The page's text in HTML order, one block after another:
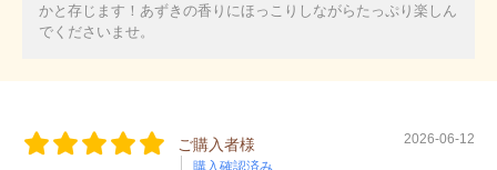
かと存じます！あずきの香りにほっこりしながらたっぷり楽しん
でくださいませ。
ご購入者様
購入確認済み
2026-06-12